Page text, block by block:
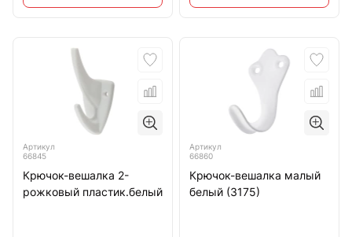
Артикул
66845
Крючок-вешалка 2-
рожковый пластик.белый
Артикул
66860
Крючок-вешалка малый
белый (3175)